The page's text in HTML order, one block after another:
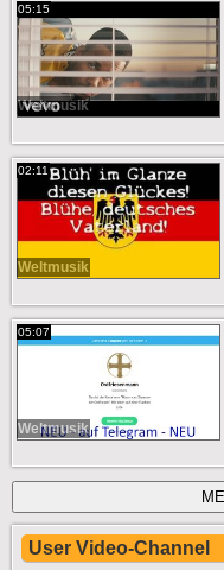
05:15
Weltmusik
02:11
Weltmusik
05:07
Weltmusik